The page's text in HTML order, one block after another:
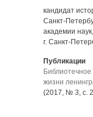
кандидат
Санкт-
академии наук,
г. Санкт-
Публикации
жизни
(2017, № 3, с.